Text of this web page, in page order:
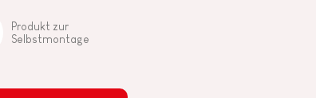
Produkt zur
Selbstmontage